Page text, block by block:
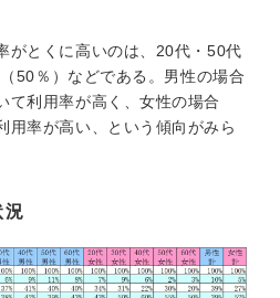
がとくに高いのは、20代・50代
50％）などである。男性の場合
て利用率が高く、女性の場合
用率が高い、という傾向がみら